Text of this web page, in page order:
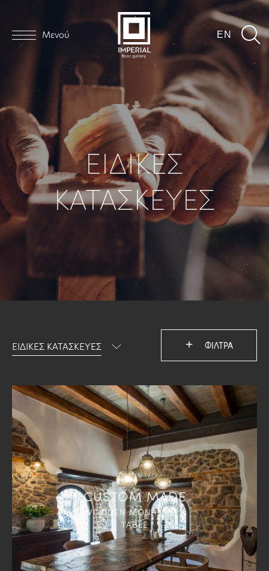
Μενού EN
ΕΙΔΙΚΕΣ
ΚΑΤΑΣΚΕΥΕΣ
ΕΙΔΙΚΕΣ ΚΑΤΑΣΚΕΥΕΣ + ΦΙΛΤΡΑ
CUSTOM MADE
WOODEN MONASTERY
TABLE